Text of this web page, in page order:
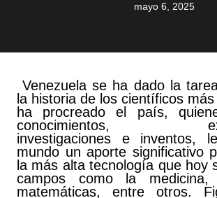
mayo 6, 2025
Venezuela se ha dado la
la historia de los científicos
ha procreado el país,
conocimientos,
investigaciones e inventos,
mundo un aporte significativo
la más alta tecnología que hoy
campos como la medicina,
matemáticas, entre otros.